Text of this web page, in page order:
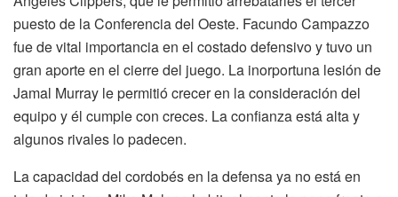
puesto de la Conferencia del Oeste. Facundo Campazzo
fue de vital importancia en el costado defensivo y tuvo un
gran aporte en el cierre del juego. La inorportuna lesión de
Jamal Murray le permitió crecer en la consideración del
equipo y él cumple con creces. La confianza está alta y
algunos rivales lo padecen.
La capacidad del cordobés en la defensa ya no está en